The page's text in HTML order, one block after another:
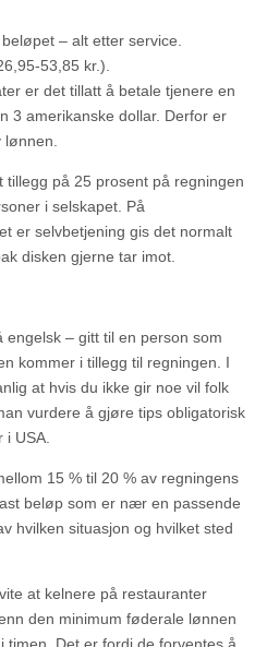
– alt etter service.
53,85 kr.).
er det tillatt å betale tjenere en
3 amerikanske dollar. Derfor er
lønnen.
på 25 prosent på regningen
i selskapet. På
er selvbetjening gis det normalt
disken gjerne tar imot.
engelsk – gitt til en person som
kommer i tillegg til regningen. I
at hvis du ikke gir noe vil folk
vurdere å gjøre tips obligatorisk
i USA.
15 % til 20 % av regningens
beløp som er nær en passende
hvilken situasjon og hvilket sted
at kelnere på restauranter
den minimum føderale lønnen